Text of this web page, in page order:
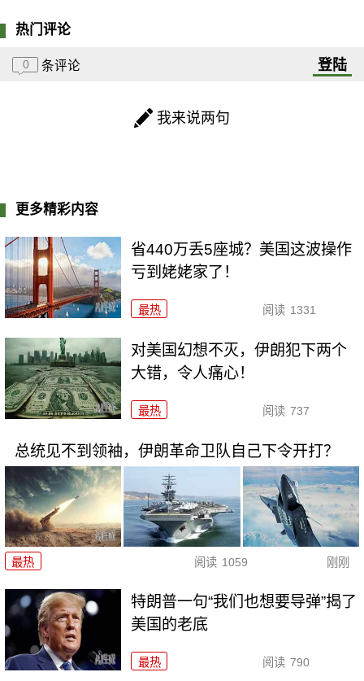
热门评论
0 条评论 登陆
我来说两句
更多精彩内容
省440万丢5座城？美国这波操作
亏到姥姥家了！
最热 阅读 1331
对美国幻想不灭，伊朗犯下两个
大错，令人痛心！
最热 阅读 737
总统见不到领袖，伊朗革命卫队自己下令开打？
最热 阅读 1059 刚刚
特朗普一句“我们也想要导弹”揭了
美国的老底
最热 阅读 790